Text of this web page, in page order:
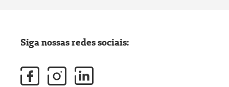
Siga nossas redes sociais: